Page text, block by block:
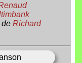
de Richard